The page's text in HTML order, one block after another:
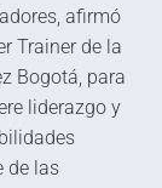
afirmó
Trainer de la
Bogotá, para
liderazgo y
de las